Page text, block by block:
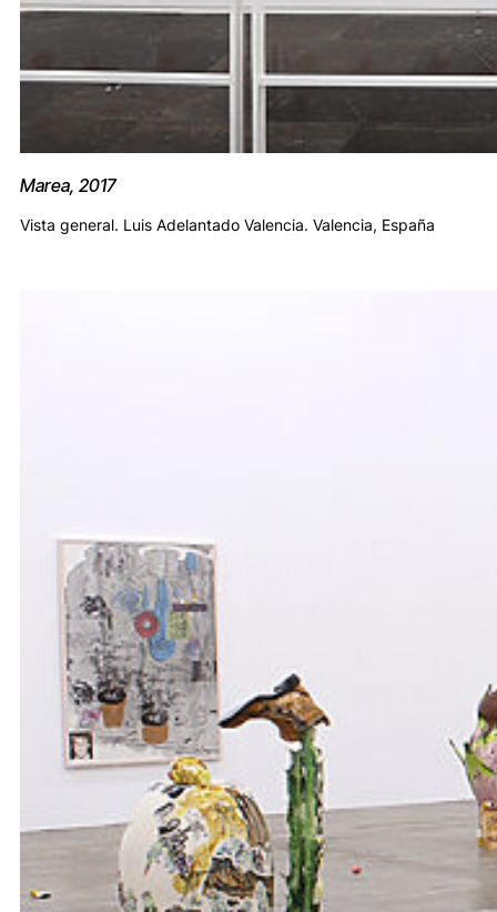
Marea, 2017
Vista general. Luis Adelantado Valencia. Valencia, España